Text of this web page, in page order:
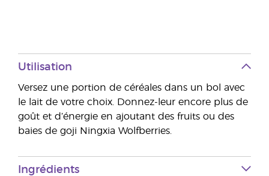
Utilisation
Versez une portion de céréales dans un bol avec
le lait de votre choix. Donnez-leur encore plus de
goût et d’énergie en ajoutant des fruits ou des
baies de goji Ningxia Wolfberries.
Ingrédients